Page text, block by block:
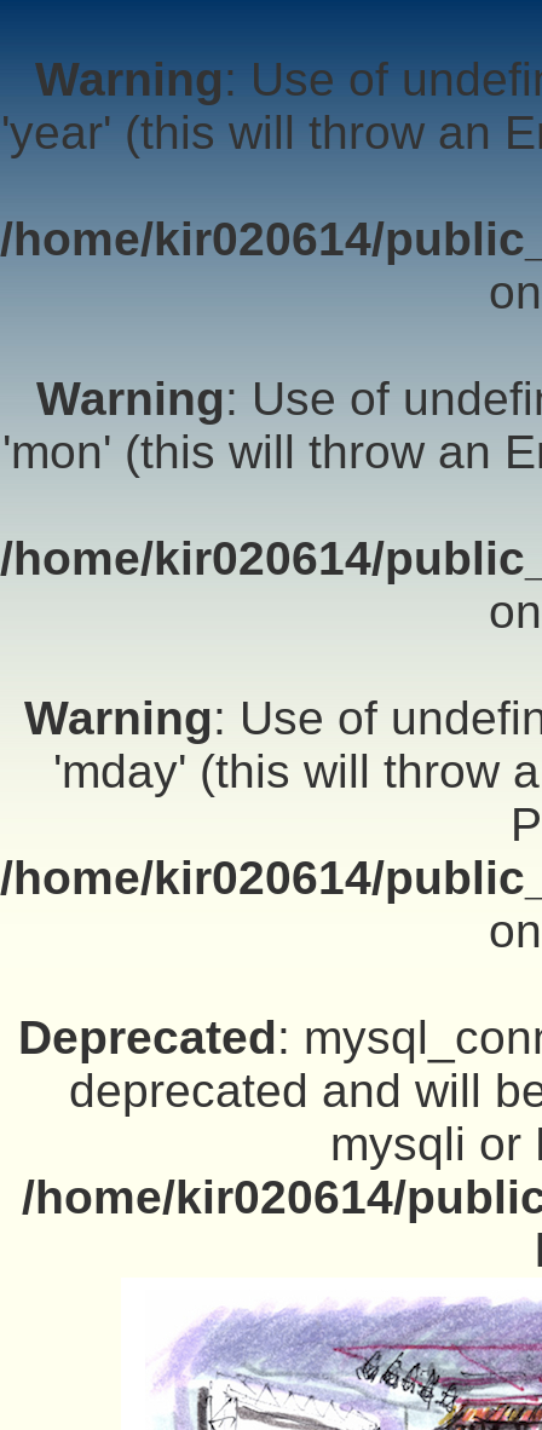
Warning: Use of
'year' (this will throw an
/home/kir020614/
Warning: Use of
'mon' (this will throw an
/home/kir020614/
Warning: Use of
'mday' (this will throw
/home/kir020614/
Deprecated:
deprecated and will
mysqli or
/home/kir020614/